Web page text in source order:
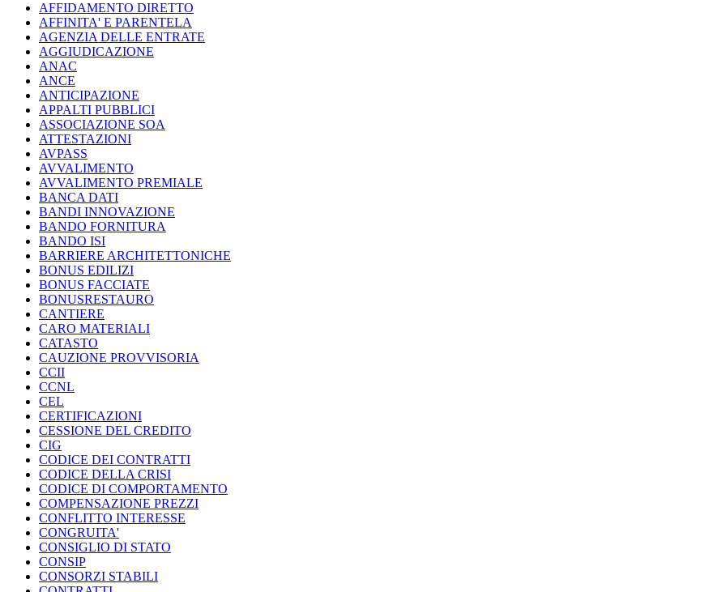
AFFIDAMENTO DIRETTO
AFFINITA' E PARENTELA
AGENZIA DELLE ENTRATE
AGGIUDICAZIONE
ANAC
ANCE
ANTICIPAZIONE
APPALTI PUBBLICI
ASSOCIAZIONE SOA
ATTESTAZIONI
AVPASS
AVVALIMENTO
AVVALIMENTO PREMIALE
BANCA DATI
BANDI INNOVAZIONE
BANDO FORNITURA
BANDO ISI
BARRIERE ARCHITETTONICHE
BONUS EDILIZI
BONUS FACCIATE
BONUSRESTAURO
CANTIERE
CARO MATERIALI
CATASTO
CAUZIONE PROVVISORIA
CCII
CCNL
CEL
CERTIFICAZIONI
CESSIONE DEL CREDITO
CIG
CODICE DEI CONTRATTI
CODICE DELLA CRISI
CODICE DI COMPORTAMENTO
COMPENSAZIONE PREZZI
CONFLITTO INTERESSE
CONGRUITA'
CONSIGLIO DI STATO
CONSIP
CONSORZI STABILI